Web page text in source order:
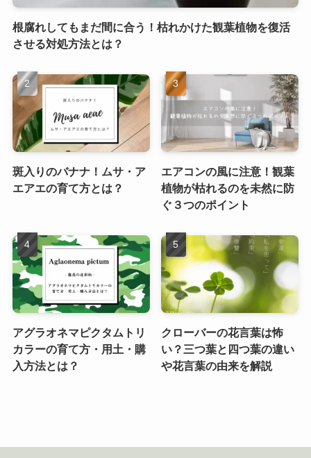
根腐れしてもまだ間に合う！枯れかけた観葉植物を復活
させる対処方法とは？
斑入りのバナナ！ムサ・ア
エアエの育て方とは？
エアコンの風に注意！観葉
植物が枯れるのを未然に防
ぐ３つのポイント
アグラオネマピクタムトリ
カラーの育て方・用土・購
入方法とは？
クローバーの花言葉は怖
い？三つ葉と四つ葉の違い
や花言葉の由来を解説